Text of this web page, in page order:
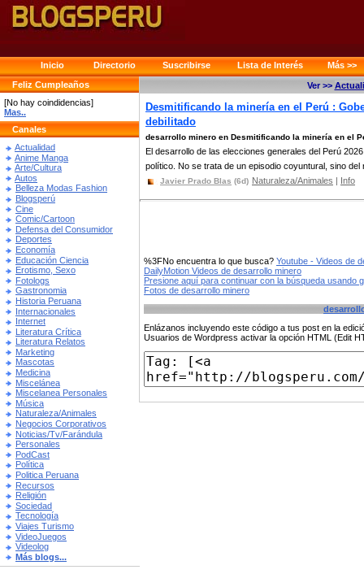
Inicio Directorio Suscribirse Lista de Interés
Más >>
Feliz Cumpleaños
[No hay coindidencias]
Mas..
Canales
Actualidad
Anime Manga
Arte/Cultura
Autos
Belleza Modas Fashion
Blogsperú
Cine
Comic/Cartoon
Defensa del Consumidor
Deportes
Economía
Educación Ciencia
Erotismo, Sexo
Fotologs
Gastronomia
Historia Peruana
Internacionales
Internet
Literatura Crítica
Literatura Relatos
Marketing
Mascotas
Medicina
Miscelánea
Miscelanea Personales
Música
Naturaleza/Animales
Negocios Corporativos
Noticias/Tv/Farándula
Personales
PodCast
Política
Politica Peruana
Recursos
Religión
Sociedad
Tecnología
Viajes Turismo
VideoJuegos
Videolog
Más blogs...
Ver >>
Desmitificando la minería en el Perú :
debilitado
desarrollo minero en Desmitificando la minería en el
El desarrollo de las elecciones generales del Perú
político. No se trata de un episodio coyuntural, sino del
Javier Prado Blas (6d) Naturaleza/Animales | Info
%3FNo encuentra lo que busca? Youtube - Videos de
DailyMotion Videos de desarrollo minero
Presione aquí para continuar con la búsqueda usando
Fotos de desarrollo minero
Enlázanos incluyendo este código a tus post en la
Usuarios de Wordpress activar la opción HTML (Edit